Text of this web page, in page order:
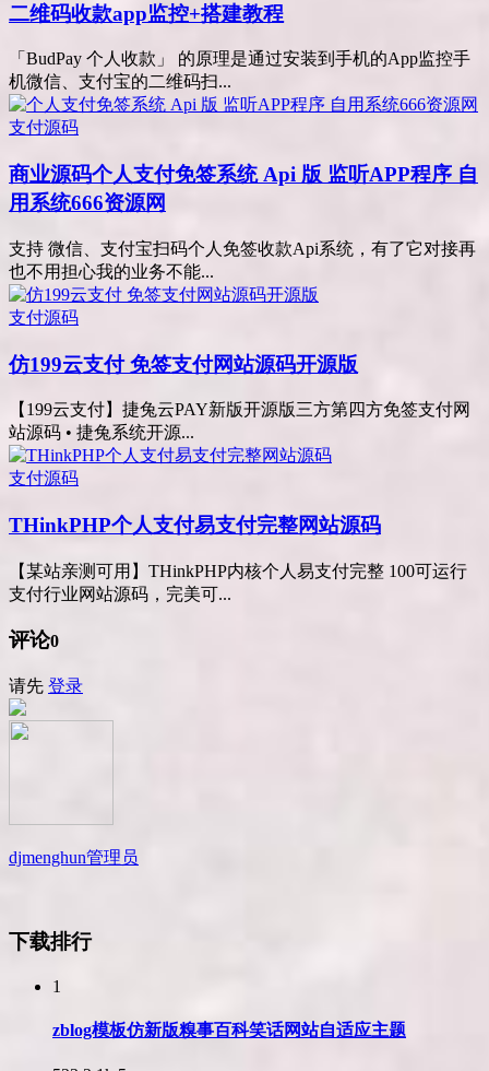
二维码收款app监控+搭建教程
「BudPay 个人收款」 的原理是通过安装到手机的App监控手
机微信、支付宝的二维码扫...
支付源码
商业源码个人支付免签系统 Api 版 监听APP程序 自
用系统666资源网
支持 微信、支付宝扫码个人免签收款Api系统，有了它对接再
也不用担心我的业务不能...
支付源码
仿199云支付 免签支付网站源码开源版
【199云支付】捷兔云PAY新版开源版三方第四方免签支付网
站源码 • 捷兔系统开源...
支付源码
THinkPHP个人支付易支付完整网站源码
【某站亲测可用】THinkPHP内核个人易支付完整 100可运行
支付行业网站源码，完美可...
评论0
请先 登录
djmenghun管理员
下载排行
1
zblog模板仿新版糗事百科笑话网站自适应主题